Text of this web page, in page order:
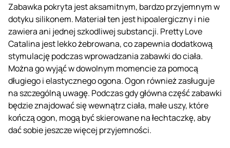
Zabawka pokryta jest aksamitnym, bardzo przyjemnym w
dotyku silikonem. Materiał ten jest hipoalergiczny i nie
zawiera ani jednej szkodliwej substancji. Pretty Love
Catalina jest lekko żebrowana, co zapewnia dodatkową
stymulację podczas wprowadzania zabawki do ciała.
Można go wyjąć w dowolnym momencie za pomocą
długiego i elastycznego ogona. Ogon również zasługuje
na szczególną uwagę. Podczas gdy główna część zabawki
będzie znajdować się wewnątrz ciała, małe uszy, które
kończą ogon, mogą być skierowane na łechtaczkę, aby
dać sobie jeszcze więcej przyjemności.